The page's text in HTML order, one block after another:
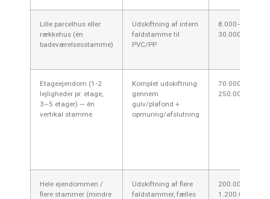
Lille parcelhus eller
rækkehus (én
badeværelsesstamme)
Udskiftning af intern
faldstamme til
PVC/PP
8.000–
30.000 kr.
Etageejendom (1‑2
lejligheder pr. etage,
3–5 etager) — én
vertikal stamme
Komplet udskiftning
gennem
gulv/plafond +
opmuring/afslutning
70.000–
250.000 kr.
Hele ejendommen /
flere stammer (mindre
Udskiftning af flere
faldstammer, fælles
200.000–
1.200.000+